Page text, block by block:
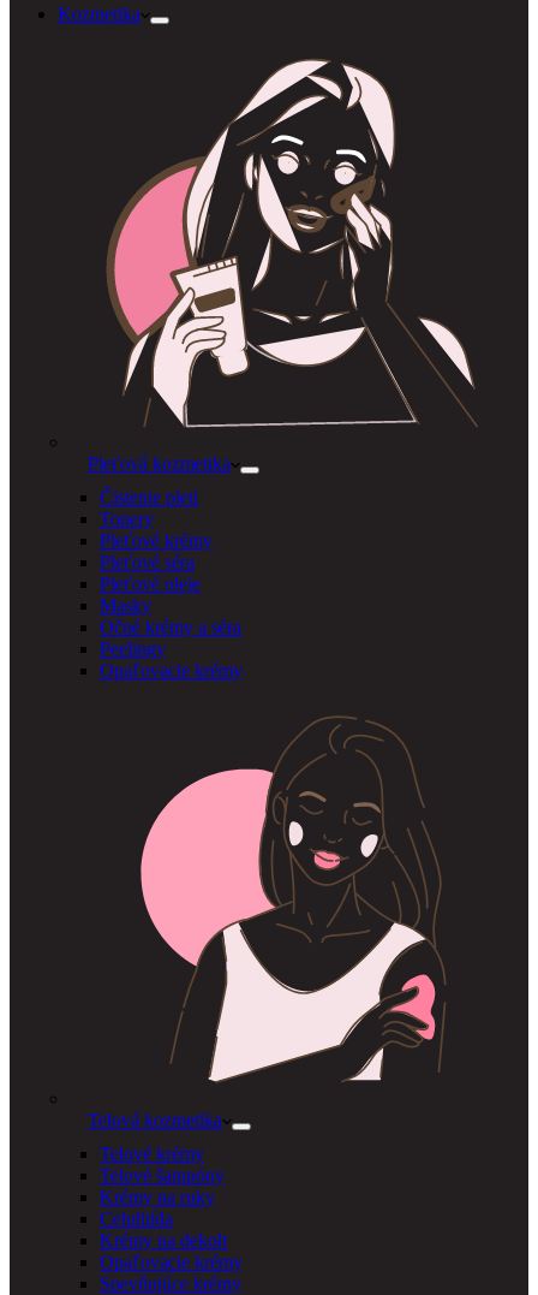
Kozmetika
Pleťová kozmetika
Čistenie pleti
Tonery
Pleťové krémy
Pleťové séra
Pleťové oleje
Masky
Očné krémy a séra
Peelingy
Opaľovacie krémy
Telová kozmetika
Telové krémy
Telové šampóny
Krémy na ruky
Celulitída
Krémy na dekolt
Opaľovacie krémy
Spevňujúce krémy